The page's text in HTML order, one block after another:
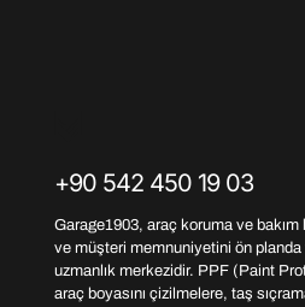
+90 542 450 19 03
Garage1903, araç koruma ve
ve müşteri memnuniyetini ön
uzmanlık merkezidir. PPF (Paint
araç boyasını çizilmelere, taş